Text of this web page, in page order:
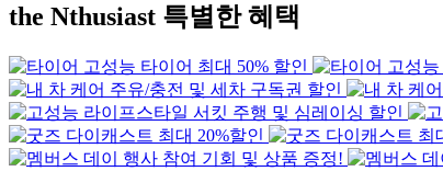
the Nthusiast 특별한 혜택